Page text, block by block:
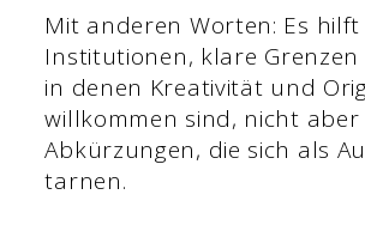
Mit anderen Worten: Es hilft
Institutionen, klare Grenzen
in denen Kreativität und
willkommen sind, nicht aber
Abkürzungen, die sich als
tarnen.